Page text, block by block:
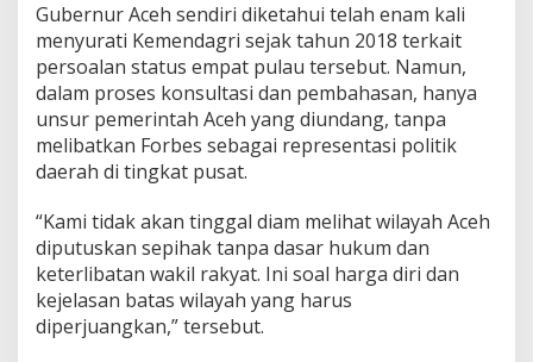
S
u
u
t
Gubernur Aceh sendiri diketahui telah enam kali
menyurati Kemendagri sejak tahun 2018 terkait
persoalan status empat pulau tersebut. Namun,
dalam proses konsultasi dan pembahasan, hanya
unsur pemerintah Aceh yang diundang, tanpa
melibatkan Forbes sebagai representasi politik
daerah di tingkat pusat.
“Kami tidak akan tinggal diam melihat wilayah Aceh
diputuskan sepihak tanpa dasar hukum dan
keterlibatan wakil rakyat. Ini soal harga diri dan
kejelasan batas wilayah yang harus
diperjuangkan,” tersebut.